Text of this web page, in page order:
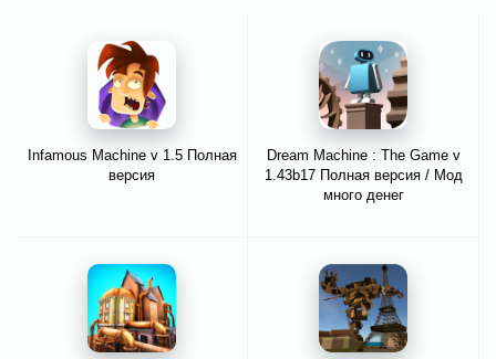
Infamous Machine v 1.5 Полная
версия
Dream Machine : The Game v
1.43b17 Полная версия / Мод
много денег